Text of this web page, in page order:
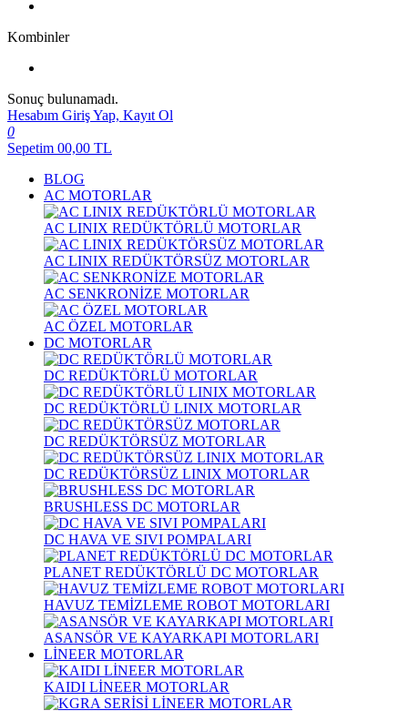
Kombinler
Sonuç bulunamadı.
Hesabım Giriş Yap, Kayıt Ol
0
Sepetim 00,00 TL
BLOG
AC MOTORLAR
AC LINIX REDÜKTÖRLÜ MOTORLAR
AC LINIX REDÜKTÖRSÜZ MOTORLAR
AC SENKRONİZE MOTORLAR
AC ÖZEL MOTORLAR
DC MOTORLAR
DC REDÜKTÖRLÜ MOTORLAR
DC REDÜKTÖRLÜ LINIX MOTORLAR
DC REDÜKTÖRSÜZ MOTORLAR
DC REDÜKTÖRSÜZ LINIX MOTORLAR
BRUSHLESS DC MOTORLAR
DC HAVA VE SIVI POMPALARI
PLANET REDÜKTÖRLÜ DC MOTORLAR
HAVUZ TEMİZLEME ROBOT MOTORLARI
ASANSÖR VE KAYARKAPI MOTORLARI
LİNEER MOTORLAR
KAIDI LİNEER MOTORLAR